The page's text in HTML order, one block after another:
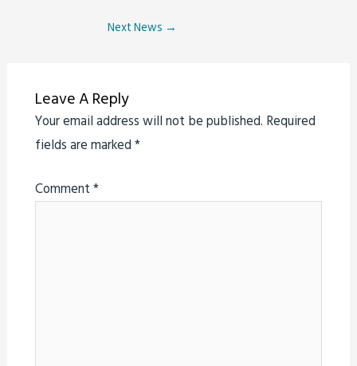
Next News →
Leave A Reply
Your email address will not be published. Required
fields are marked*
Comment*